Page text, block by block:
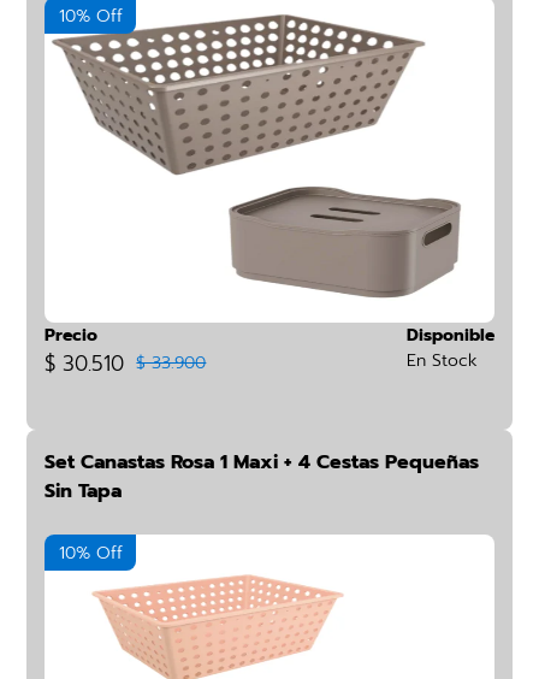
10% Off
Precio
$ 30.510 $ 33.900
Disponible
En Stock
Set Canastas Rosa 1 Maxi + 4 Cestas Pequeñas
Sin Tapa
10% Off